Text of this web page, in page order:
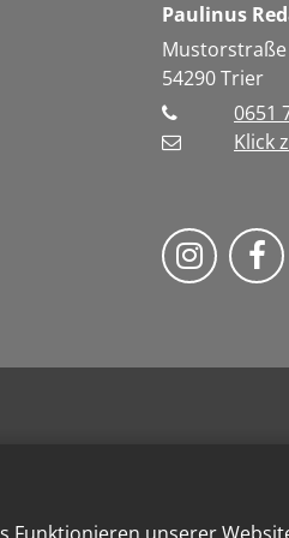
Paulinus
54290Trier
0651
Klick